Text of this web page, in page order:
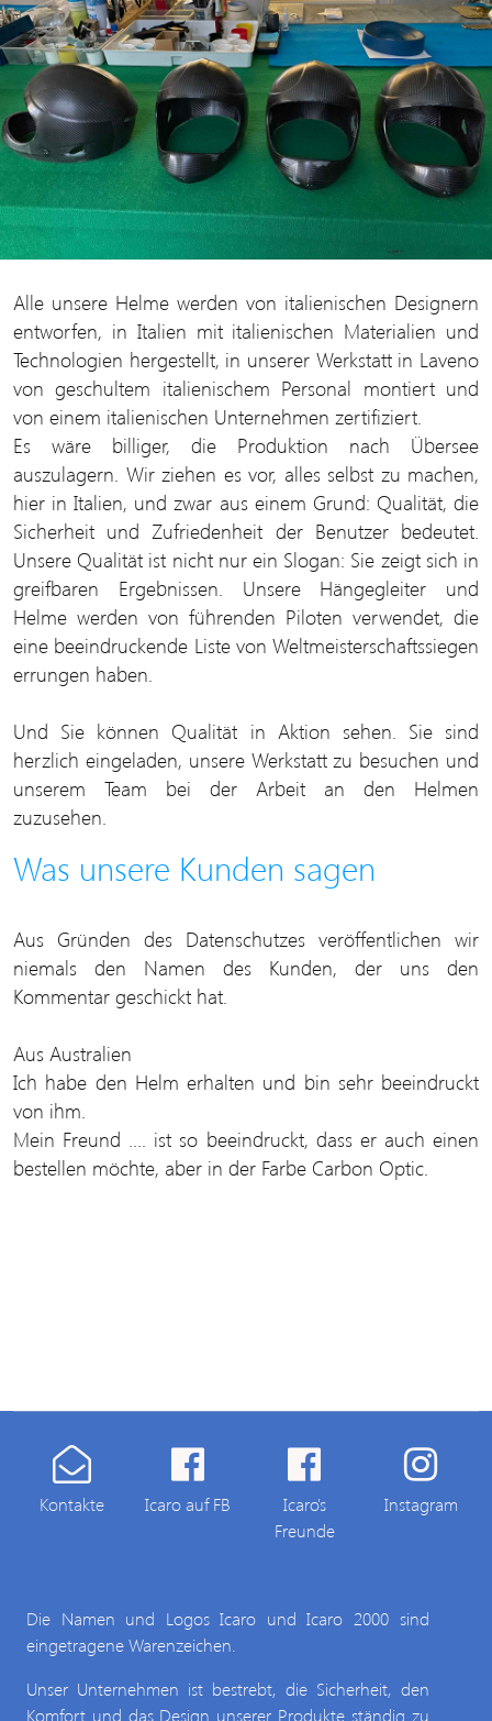
Alle unsere Helme werden von italienischen Designern
entworfen, in Italien mit italienischen Materialien und
Technologien hergestellt, in unserer Werkstatt in Laveno
von geschultem italienischem Personal montiert und
von einem italienischen Unternehmen zertifiziert.
Es wäre billiger, die Produktion nach Übersee
auszulagern. Wir ziehen es vor, alles selbst zu machen,
hier in Italien, und zwar aus einem Grund: Qualität, die
Sicherheit und Zufriedenheit der Benutzer bedeutet.
Unsere Qualität ist nicht nur ein Slogan: Sie zeigt sich in
greifbaren Ergebnissen. Unsere Hängegleiter und
Helme werden von führenden Piloten verwendet, die
eine beeindruckende Liste von Weltmeisterschaftssiegen
errungen haben.
Und Sie können Qualität in Aktion sehen. Sie sind
herzlich eingeladen, unsere Werkstatt zu besuchen und
unserem Team bei der Arbeit an den Helmen
zuzusehen.
Was unsere Kunden sagen
Aus Gründen des Datenschutzes veröffentlichen wir
niemals den Namen des Kunden, der uns den
Kommentar geschickt hat.
Aus Australien
Ich habe den Helm erhalten und bin sehr beeindruckt
von ihm.
Mein Freund .... ist so beeindruckt, dass er auch einen
bestellen möchte, aber in der Farbe Carbon Optic.
Kontakte Icaro auf FB
Icaro's
Freunde
Instagram
Die Namen und Logos Icaro und Icaro 2000 sind
eingetragene Warenzeichen.
Unser Unternehmen ist bestrebt, die Sicherheit, den
Komfort und das Design unserer Produkte ständig zu